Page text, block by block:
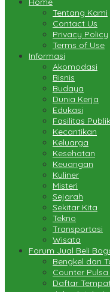
Tentang Kami
Contact Us
Privacy Policy
Terms of Use
Informasi
Akomodasi
Bisnis
Budaya
Dunia Kerja
Edukasi
Fasilitas Publik
Kecantikan
Keluarga
Kesehatan
Keuangan
Kuliner
Misteri
Sejarah
Sekitar Kita
Tekno
Transportasi
Wisata
Forum Jual Beli
Bengkel dan
Counter
Daftar